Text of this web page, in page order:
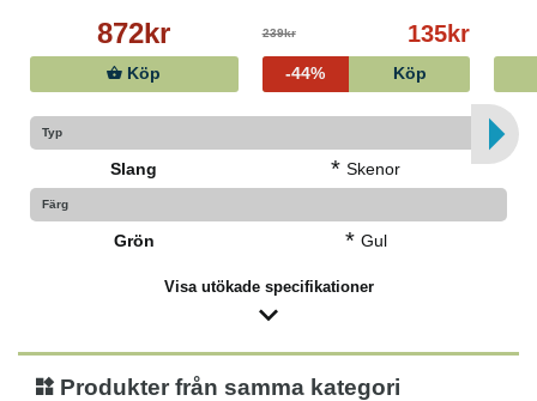
872kr
Köp
239kr 135kr
-44% Köp
Typ
Slang * Skenor
Färg
Grön * Gul
Visa utökade specifikationer
Produkter från samma kategori